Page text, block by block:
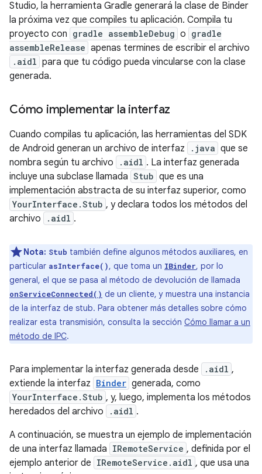
Studio, la herramienta Gradle generará la clase de Binder
la próxima vez que compiles tu aplicación. Compila tu
proyecto con gradle assembleDebug o gradle
assembleRelease apenas termines de escribir el archivo
.aidl para que tu código pueda vincularse con la clase
generada.
Cómo implementar la interfaz
Cuando compilas tu aplicación, las herramientas del SDK
de Android generan un archivo de interfaz
.java que se
nombra según tu archivo
.aidl . La interfaz generada
incluye una subclase llamada Stub que es una
implementación abstracta de su interfaz superior, como
YourInterface.Stub , y declara todos los métodos del
archivo
.aidl .
Nota: Stub también define algunos métodos auxiliares, en
particular asInterface(), que toma un IBinder, por lo
general, el que se pasa al método de devolución de llamada
onServiceConnected() de un cliente, y muestra una instancia
de la interfaz de stub. Para obtener más detalles sobre cómo
realizar esta transmisión, consulta la sección Cómo llamar a un
método de IPC.
Para implementar la interfaz generada desde .aidl ,
extiende la interfaz Binder generada, como
YourInterface.Stub , y, luego, implementa los métodos
heredados del archivo
.aidl .
A continuación, se muestra un ejemplo de implementación
de una interfaz llamada IRemoteService , definida por el
ejemplo anterior de IRemoteService.aidl , que usa una